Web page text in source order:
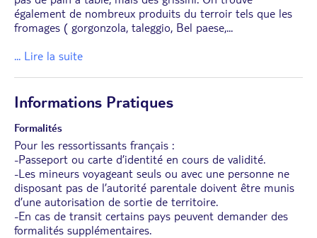
également de nombreux produits du terroir tels que les
fromages ( gorgonzola, taleggio, Bel paese,...
... Lire la suite
Informations Pratiques
Formalités
Pour les ressortissants français :
-Passeport ou carte d’identité en cours de validité.
-Les mineurs voyageant seuls ou avec une personne ne
disposant pas de l’autorité parentale doivent être munis
d’une autorisation de sortie de territoire.
-En cas de transit certains pays peuvent demander des
formalités supplémentaires.